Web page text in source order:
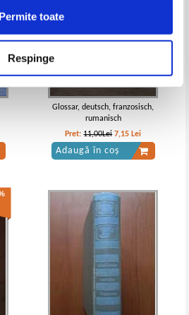
Permite toate
Respinge
Glossar, deutsch, franzosisch,
rumanisch
Pret:11,00Lei 7,15 Lei
Adaugă în coș